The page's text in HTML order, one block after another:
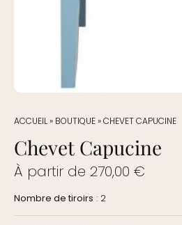
ACCUEIL» BOUTIQUE»CHEVET CAPUCINE
Chevet Capucine
À partir de 270,00 €
Nombre de tiroirs : 2